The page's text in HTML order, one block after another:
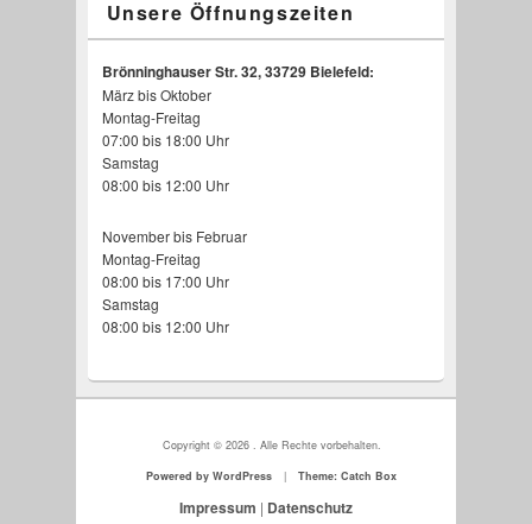
Planenauflieger
Minimuldenfahrzeug
Staplertransporte
Überkopflader
Kastenwagen
Saug und Spülwagen
Walking-Floor-Auflieger
Unsere Öffnungszeiten
Brönninghauser Str. 32, 33729 Bielefeld:
März bis Oktober
Montag-Freitag
07:00 bis 18:00 Uhr
Samstag
08:00 bis 12:00 Uhr
November bis Februar
Montag-Freitag
08:00 bis 17:00 Uhr
Samstag
08:00 bis 12:00 Uhr
Copyright © 2026 . Alle Rechte vorbehalten.
Powered by WordPress
| Theme: Catch Box
Impressum | Datenschutz